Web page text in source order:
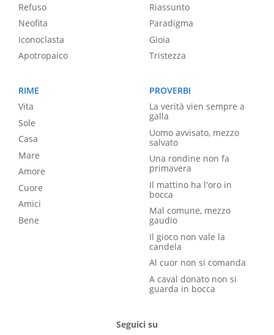
Refuso
Neofita
Iconoclasta
Apotropaico
Riassunto
Paradigma
Gioia
Tristezza
RIME
Vita
Sole
Casa
Mare
Amore
Cuore
Amici
Bene
PROVERBI
La verità vien sempre a
galla
Uomo avvisato, mezzo
salvato
Una rondine non fa
primavera
Il mattino ha l'oro in
bocca
Mal comune, mezzo
gaudio
Il gioco non vale la
candela
Al cuor non si comanda
A caval donato non si
guarda in bocca
Seguici su